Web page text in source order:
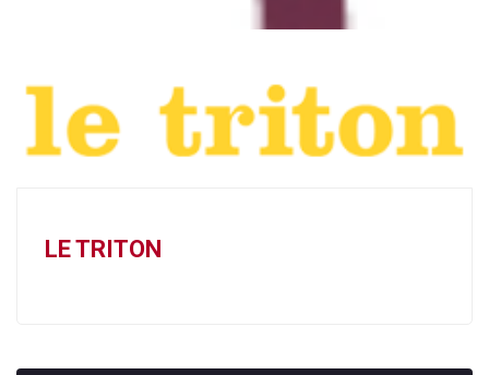
LE TRITON